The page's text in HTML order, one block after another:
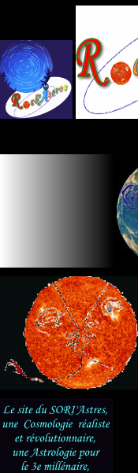
Panneau de gestion des